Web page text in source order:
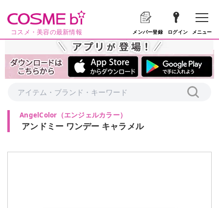
コスメ・美容の最新情報 メンバー登録 ログイン メニュー
AngelColor （エンジェルカラー）
アンドミー ワンデー キャラメル